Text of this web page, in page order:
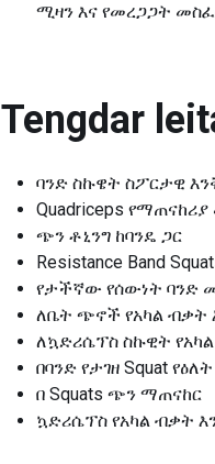
ሚዛን እና የመረጋጋት
Tengdar
ባንድ ስኩዌት ስፖርታዊ
Quadriceps
ጭን ቶኒንግ ከባንዴ ጋር
Resistance Band
የታችኛው የሰውነት ባንድ
ለቤት ጭኖች የአካል ብቃት
ለኳድሪሴፕስ ስኩዊት
በባንድ የታገዘ Squat
በ Squats ጭን ማጠናከር
ኳድሪሴፕስ የአካል ብቃት